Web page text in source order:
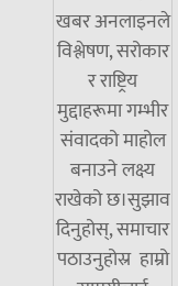
खबर अनलाइनले
विश्लेषण, सरोकार
र राष्ट्रिय
मुद्दाहरूमा गम्भीर
संवादको माहोल
बनाउने लक्ष्य
राखेको छ।सुझाव
दिनुहोस्, समाचार
पठाउनुहोस्र हाम्रो